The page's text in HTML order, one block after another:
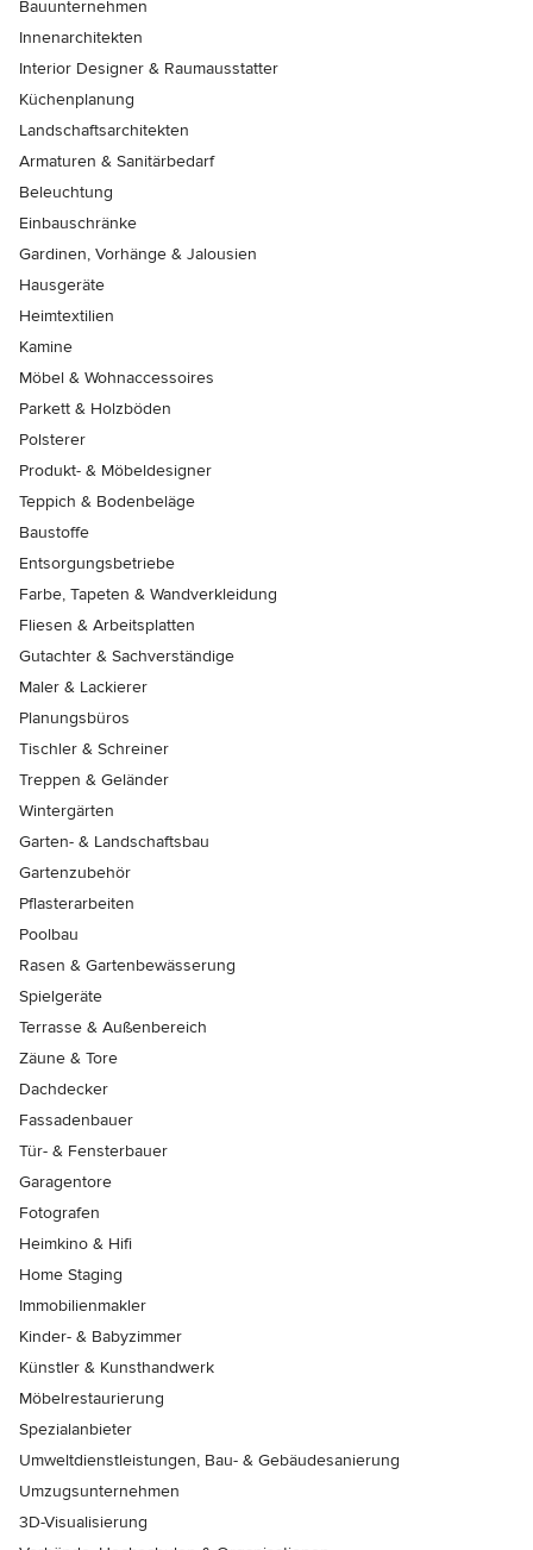
Bauunternehmen
Innenarchitekten
Interior Designer & Raumausstatter
Küchenplanung
Landschaftsarchitekten
Armaturen & Sanitärbedarf
Beleuchtung
Einbauschränke
Gardinen, Vorhänge & Jalousien
Hausgeräte
Heimtextilien
Kamine
Möbel & Wohnaccessoires
Parkett & Holzböden
Polsterer
Produkt- & Möbeldesigner
Teppich & Bodenbeläge
Baustoffe
Entsorgungsbetriebe
Farbe, Tapeten & Wandverkleidung
Fliesen & Arbeitsplatten
Gutachter & Sachverständige
Maler & Lackierer
Planungsbüros
Tischler & Schreiner
Treppen & Geländer
Wintergärten
Garten- & Landschaftsbau
Gartenzubehör
Pflasterarbeiten
Poolbau
Rasen & Gartenbewässerung
Spielgeräte
Terrasse & Außenbereich
Zäune & Tore
Dachdecker
Fassadenbauer
Tür- & Fensterbauer
Garagentore
Fotografen
Heimkino & Hifi
Home Staging
Immobilienmakler
Kinder- & Babyzimmer
Künstler & Kunsthandwerk
Möbelrestaurierung
Spezialanbieter
Umweltdienstleistungen, Bau- & Gebäudesanierung
Umzugsunternehmen
3D-Visualisierung